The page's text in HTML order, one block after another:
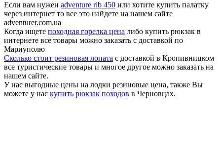
Если вам нужен adventure rib 450 или хотите купить палатку
через интернет то все это найдете на нашем сайте
adventurer.com.ua
Когда ищете походная горелка цена либо купить рюкзак в
интернете все товары можно заказать с доставкой по
Мариуполю
Сколько стоит резиновая лопата с доставкой в Кропивницком
все туристические товары и многое другое можно заказать на
нашем сайте.
У нас выгодные цены на лодки резиновые цена, также Вы
можете у нас купить рюкзак походов в Черновцах.